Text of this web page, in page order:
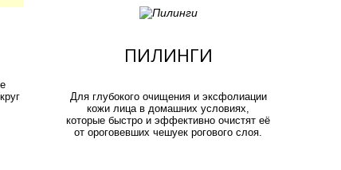
ПИЛИНГИ
Для глубокого очищения и эксфолиации
кожи лица в домашних условиях,
которые быстро и эффективно очистят её
от ороговевших чешуек рогового слоя.